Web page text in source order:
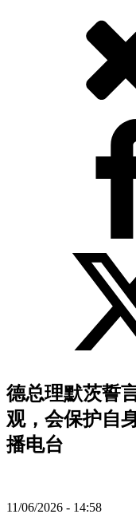
德总理默茨誓
观，会保护自
播电台
11/06/2026 - 14:58